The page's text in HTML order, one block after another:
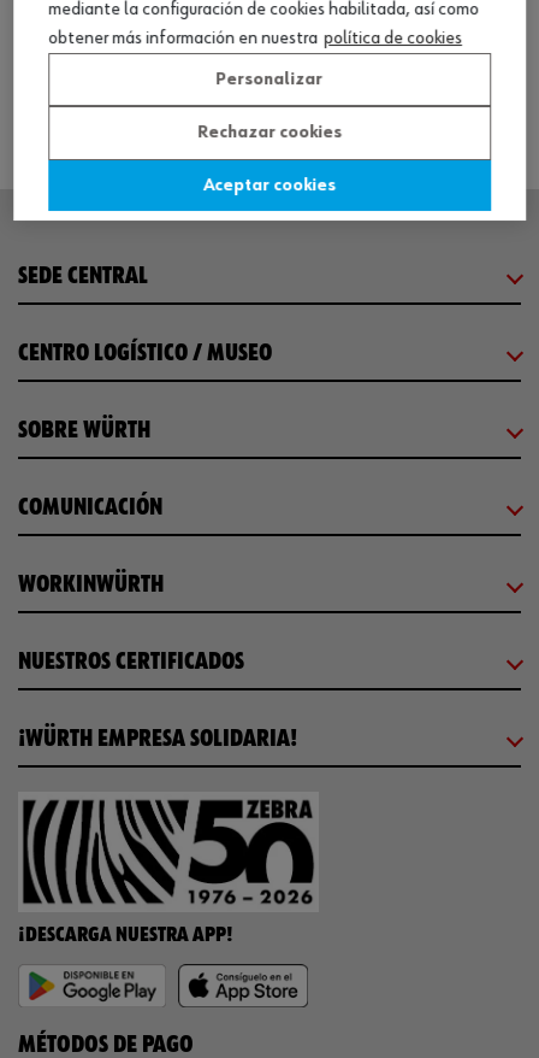
Ver producto
SEDE CENTRAL
CENTRO LOGÍSTICO / MUSEO
SOBRE WÜRTH
COMUNICACIÓN
WORKINWÜRTH
NUESTROS CERTIFICADOS
¡WÜRTH EMPRESA SOLIDARIA!
¡DESCARGA NUESTRA APP!
MÉTODOS DE PAGO
mediante la configuración de cookies habilitada, así como
obtener más información en nuestra política de cookies
Personalizar
Rechazar cookies
Aceptar cookies